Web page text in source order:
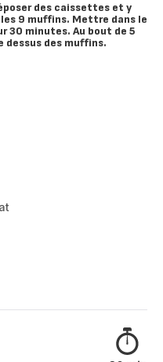
des caissettes et y
9 muffins. Mettre dans le
30 minutes. Au bout de 5
dessus des muffins.